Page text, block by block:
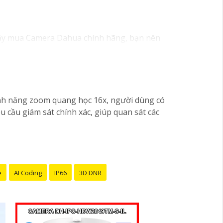
mua Camera Dahua chính hãng, bạn nên
phân giải cao, tính năng thông minh và độ
tử hoặc tại các cửa hàng điện tử.
năng zoom quang học 16x, người dùng có
giám sát chính xác, giúp quan sát các
AI Coding IP66 3D DNR